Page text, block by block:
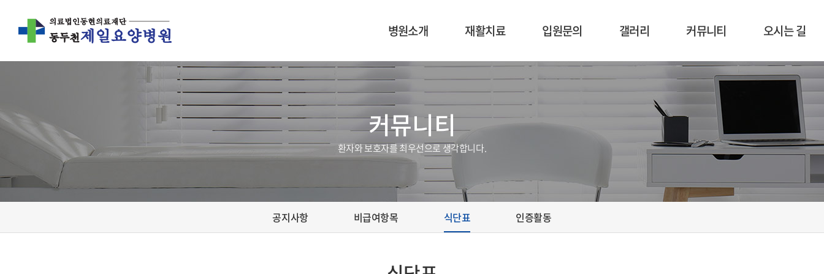
병원소개
이사장 인사말
의료진 소개
병원 미션 및 비전
재활치료
운동치료
입원문의 갤러리 커뮤니티
공지사항
비급여항목
식단표
인증활동
오시는 길
오시는 길
커뮤니티
환자와 보호자를 최우선으로 생각합니다.
공지사항 비급여항목 식단표 인증활동